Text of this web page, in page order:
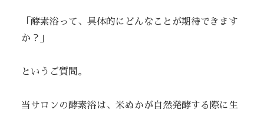
「酵素浴って、具体的にどんなことが期待できます
か？」
というご質問。
当サロンの酵素浴は、米ぬかが自然発酵する際に生